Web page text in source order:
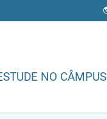
NO CÂMPUS